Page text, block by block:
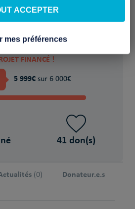
POUR
FINANCÉ !
5 999€ sur 6 000€
41 don(s)
(0) Donateur.e.s
ACCEPTER
mes préférences